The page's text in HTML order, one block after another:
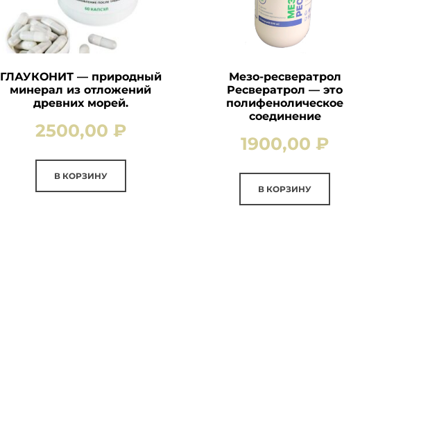
ГЛАУКОНИТ — природный
минерал из отложений
древних морей.
2500,00 ₽
В КОРЗИНУ
Мезо-ресвератрол
Ресвератрол — это
полифенолическое
соединение
1900,00₽
В КОРЗИНУ